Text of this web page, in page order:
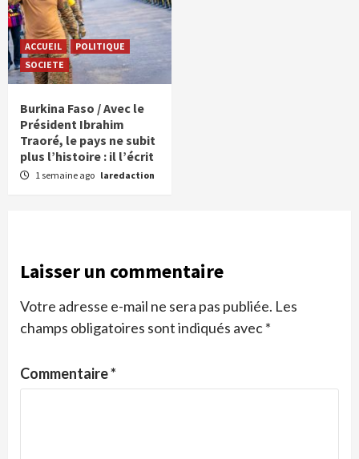
ACCUEIL
POLITIQUE
SOCIETE
Burkina Faso / Avec le
Président Ibrahim
Traoré, le pays ne subit
plus l’histoire : il l’écrit
1 semaine ago laredaction
Laisser un commentaire
Votre adresse e-mail ne sera pas publiée. Les
champs obligatoires sont indiqués avec*
Commentaire*